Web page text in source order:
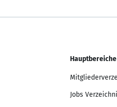
Hauptbereiche
Jobs